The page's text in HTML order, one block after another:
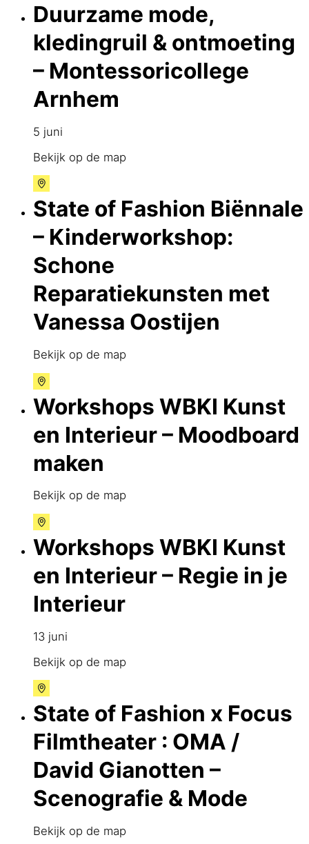
Duurzame mode,
kledingruil & ontmoeting
– Montessoricollege
Arnhem
5 juni
Bekijk op de map
State of Fashion Biënnale
– Kinderworkshop:
Schone
Reparatiekunsten met
Vanessa Oostijen
Bekijk op de map
Workshops WBKI Kunst
en Interieur – Moodboard
maken
Bekijk op de map
Workshops WBKI Kunst
en Interieur – Regie in je
Interieur
13 juni
Bekijk op de map
State of Fashion x Focus
Filmtheater : OMA /
David Gianotten –
Scenografie & Mode
Bekijk op de map